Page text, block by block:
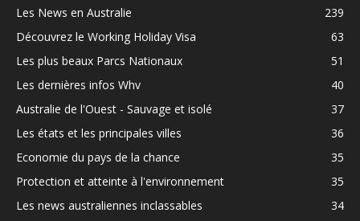
Les News en Australie
239
Découvrez le Working Holiday Visa
63
Les plus beaux Parcs Nationaux
51
Les dernières infos Whv
40
Australie de l'Ouest - Sauvage et isolé
37
Les états et les principales villes
36
Economie du pays de la chance
35
Protection et atteinte à l'environnement
35
Les news australiennes inclassables
34